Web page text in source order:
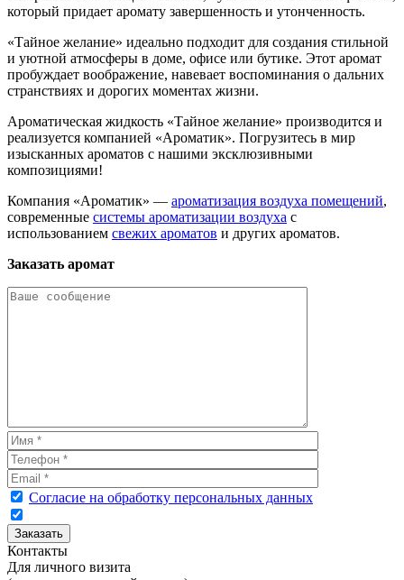
который придает аромату завершенность и утонченность.
«Тайное желание» идеально подходит для создания стильной
и уютной атмосферы в доме, офисе или бутике. Этот аромат
пробуждает воображение, навевает воспоминания о дальних
странствиях и дорогих моментах жизни.
Ароматическая жидкость «Тайное желание» производится и
реализуется компанией «Ароматик». Погрузитесь в мир
изысканных ароматов с нашими эксклюзивными
композициями!
Компания «Ароматик» — ароматизация воздуха помещений,
современные системы ароматизации воздуха с
использованием свежих ароматов и других ароматов.
Заказать аромат
Согласие на обработку персональных данных
Контакты
Для личного визита